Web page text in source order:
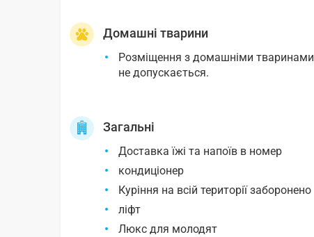
Домашні тварини
Розміщення з домашніми тваринами
не допускається.
Загальні
Доставка їжі та напоїв в номер
кондиціонер
Куріння на всій території заборонено
ліфт
Люкс для молодят